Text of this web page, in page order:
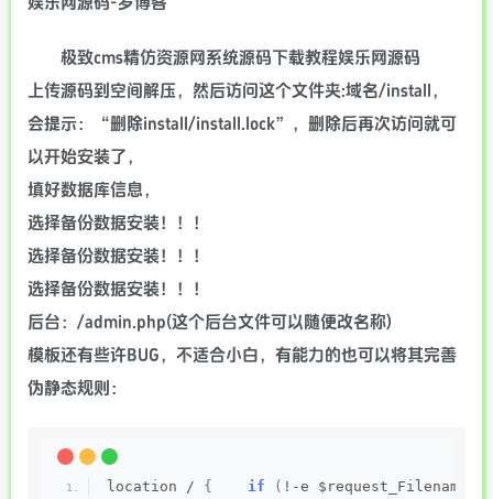
极致cms精仿资源网系统源码下载教程娱乐网源码
上传源码到空间解压，然后访问这个文件夹:域名/install，
会提示：“删除install/install.lock”，删除后再次访问就可
以开始安装了，
填好数据库信息，
选择备份数据安装！！！
选择备份数据安装！！！
选择备份数据安装！！！
后台：/admin.php(这个后台文件可以随便改名称)
模板还有些许BUG，不适合小白，有能力的也可以将其完善
伪静态规则：
location / { if ( !-e $request_Filename